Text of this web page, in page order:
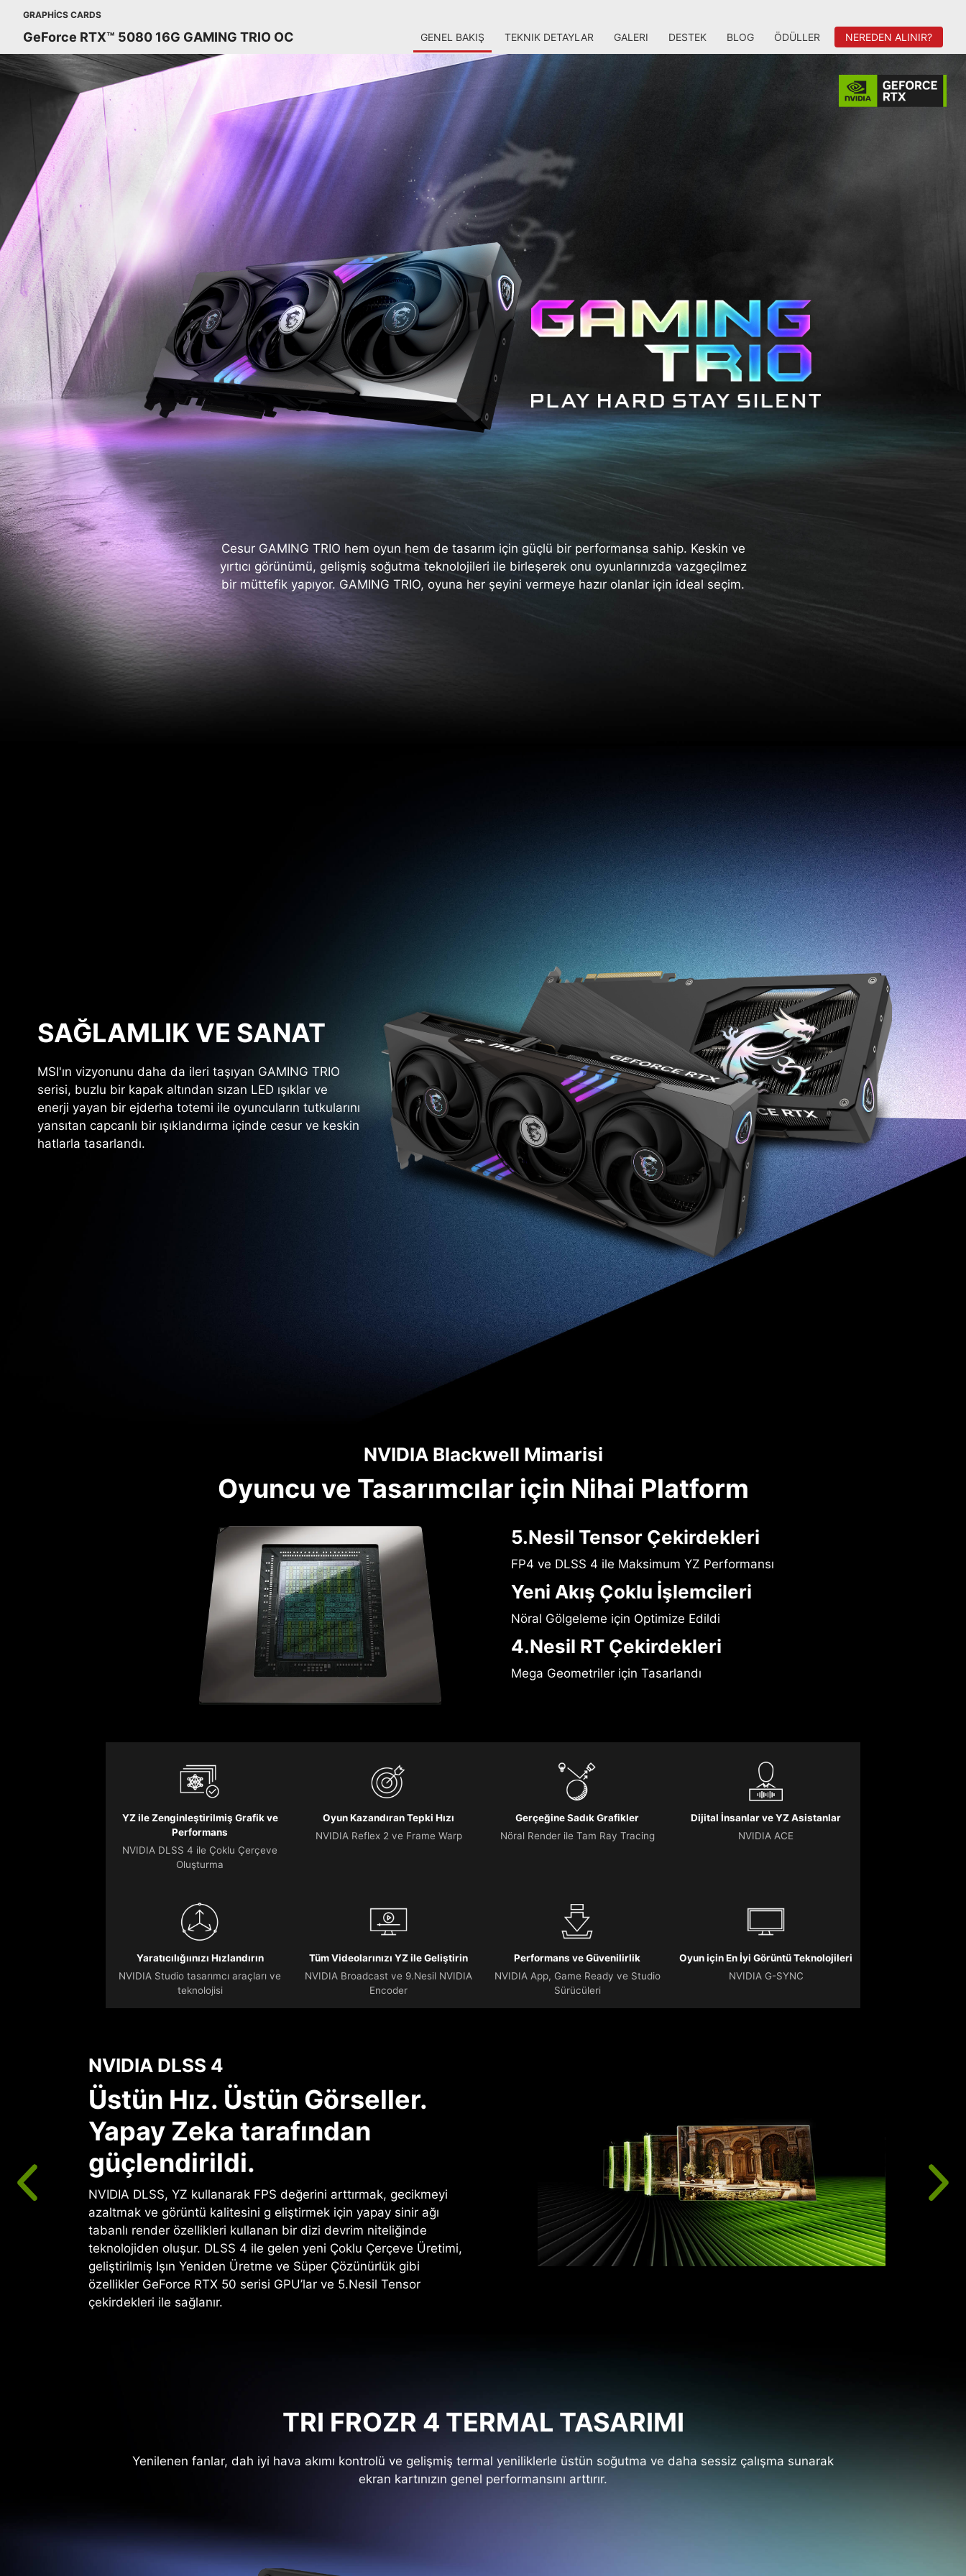
GRAPHICS CARDS
GeForce RTX™ 5080 16G GAMING TRIO OC GENEL BAKIŞ TEKNIK DETAYLAR GALERI DESTEK BLOG ÖDÜLLER NEREDEN ALINIR?
Cesur GAMING TRIO hem oyun hem de tasarım için güçlü bir performansa sahip. Keskin ve
yırtıcı görünümü, gelişmiş soğutma teknolojileri ile birleşerek onu oyunlarınızda vazgeçilmez
bir müttefik yapıyor. GAMING TRIO, oyuna her şeyini vermeye hazır olanlar için ideal seçim.
SAĞLAMLIK VE SANAT
MSI'ın vizyonunu daha da ileri taşıyan GAMING TRIO
serisi, buzlu bir kapak altından sızan LED ışıklar ve
enerji yayan bir ejderha totemi ile oyuncuların tutkularını
yansıtan capcanlı bir ışıklandırma içinde cesur ve keskin
hatlarla tasarlandı.
NVIDIA Blackwell Mimarisi
Oyuncu ve Tasarımcılar için Nihai Platform
5.Nesil Tensor Çekirdekleri
FP4 ve DLSS 4 ile Maksimum YZ Performansı
Yeni Akış Çoklu İşlemcileri
Nöral Gölgeleme için Optimize Edildi
4.Nesil RT Çekirdekleri
Mega Geometriler için Tasarlandı
YZ ile Zenginleştirilmiş Grafik ve
Performans
NVIDIA DLSS 4 ile Çoklu Çerçeve
Oluşturma
Oyun Kazandıran Tepki Hızı
NVIDIA Reflex 2 ve Frame Warp
Gerçeğine Sadık Grafikler
Nöral Render ile Tam Ray Tracing
Dijital İnsanlar ve YZ Asistanlar
NVIDIA ACE
Yaratıcılığıınızı Hızlandırın
NVIDIA Studio tasarımcı araçları ve
teknolojisi
Tüm Videolarınızı YZ ile Geliştirin
NVIDIA Broadcast ve 9.Nesil NVIDIA
Encoder
Performans ve Güvenilirlik
NVIDIA App, Game Ready ve Studio
Sürücüleri
Oyun için En İyi Görüntü Teknolojileri
NVIDIA G-SYNC
NVIDIA DLSS 4
Üstün Hız. Üstün Görseller.
Yapay Zeka tarafından
güçlendirildi.
NVIDIA DLSS, YZ kullanarak FPS değerini arttırmak, gecikmeyi
azaltmak ve görüntü kalitesini g eliştirmek için yapay sinir ağı
tabanlı render özellikleri kullanan bir dizi devrim niteliğinde
teknolojiden oluşur. DLSS 4 ile gelen yeni Çoklu Çerçeve Üretimi,
geliştirilmiş Işın Yeniden Üretme ve Süper Çözünürlük gibi
özellikler GeForce RTX 50 serisi GPU’lar ve 5.Nesil Tensor
çekirdekleri ile sağlanır.
TRI FROZR 4 TERMAL TASARIMI
Yenilenen fanlar, dah iyi hava akımı kontrolü ve gelişmiş termal yeniliklerle üstün soğutma ve daha sessiz çalışma sunarak
ekran kartınızın genel performansını arttırır.